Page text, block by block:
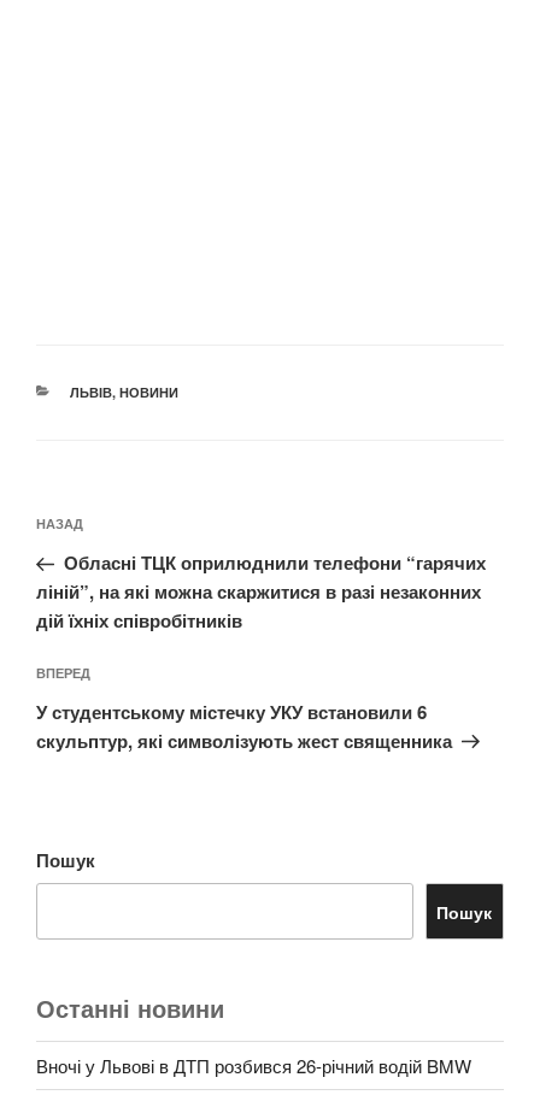
КАТЕГОРІЇ
ЛЬВІВ, НОВИНИ
записів
Попередній
запис:
НАЗАД
Обласні ТЦК оприлюднили телефони “гарячих
ліній”, на які можна скаржитися в разі незаконних
дій їхніх співробітників
Наступний
запис
ВПЕРЕД
У студентському містечку УКУ встановили 6
скульптур, які символізують жест священника
Пошук
Пошук
Останні новини
Вночі у Львові в ДТП розбився 26-річний водій BMW